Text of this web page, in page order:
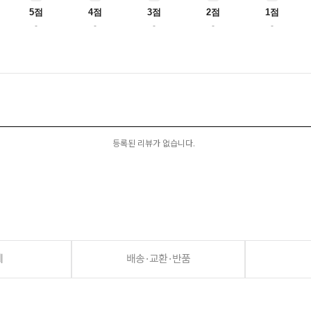
5점
-
4점
-
3점
-
2점
-
1점
-
등록된 리뷰가 없습니다.
배송·교환·반품